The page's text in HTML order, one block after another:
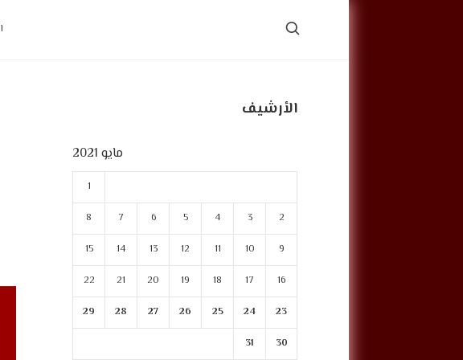
الأرشيف
مايو 2021
1
2
3
4
5
6
7
8
9
10
11
12
13
14
15
16
17
18
19
20
21
22
23
24
25
26
27
28
29
30
31